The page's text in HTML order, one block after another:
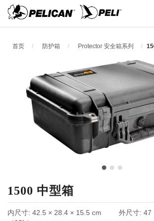
首页 防护箱 Protector 安全箱系列
1500 中型箱
内尺寸: 42.5 × 28.4 × 15.5 cm
外尺寸: 47